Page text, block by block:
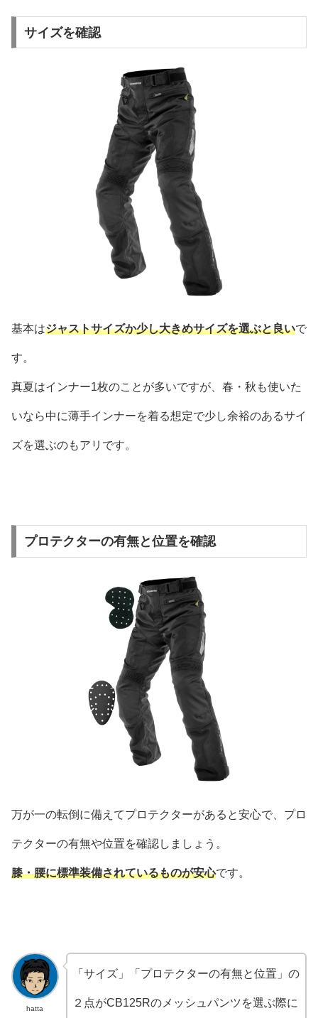
サイズを確認
基本はジャストサイズか少し大きめサイズを選ぶと良いで
す。
真夏はインナー1枚のことが多いですが、春・秋も使いた
いなら中に薄手インナーを着る想定で少し余裕のあるサイ
ズを選ぶのもアリです。
プロテクターの有無と位置を確認
万が一の転倒に備えてプロテクターがあると安心で、プロ
テクターの有無や位置を確認しましょう。
膝・腰に標準装備されているものが安心です。
hatta
「サイズ」「プロテクターの有無と位置」の
２点がCB125Rのメッシュパンツを選ぶ際に